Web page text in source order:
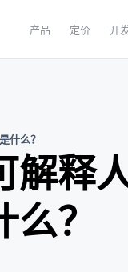
产品 定价 开
什么？
解释
？